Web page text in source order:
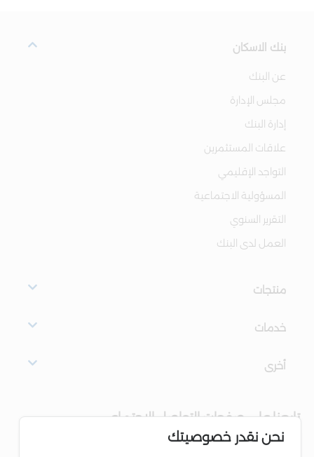
بنك الاسكان
عن البنك
مجلس الإدارة
إدارة البنك
علاقات المستثمرين
التواجد الإقليمي
المسؤولية الاجتماعية
التقرير السنوي
العمل لدى البنك
منتجات
خدمات
أخرى
تابعنا على صفحات التواصل الاجتماعي
نحن نقدر خصوصيتك